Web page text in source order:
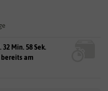
32 Min. 57 Sek.
bereits am